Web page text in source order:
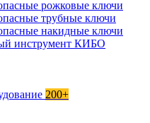
рожковые ключи
трубные ключи
накидные ключи
инструмент КИБО
200+